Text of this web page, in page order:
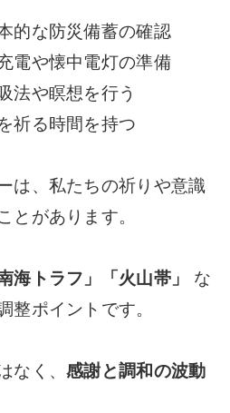
的な防災備蓄の確認
電や懐中電灯の準備
法や瞑想を行う
祈る時間を持つ
は、私たちの祈りや意識
とがあります。
海トラフ」「火山帯」
な
整ポイントです。
なく、感謝と調和の波動